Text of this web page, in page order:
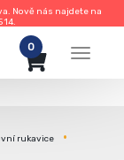
Nově nás najdete na
14.
Menu
0
rukavice